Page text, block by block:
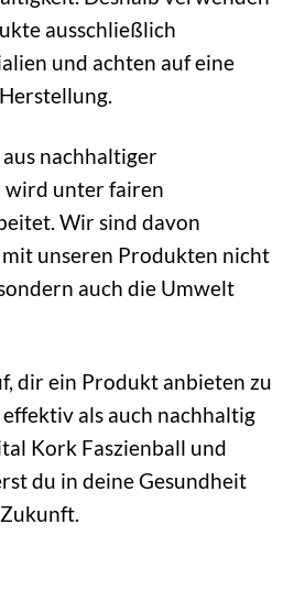
ausschließlich
und achten auf eine
nachhaltiger
unter fairen
Wir sind davon
unseren Produkten nicht
auch die Umwelt
dir ein Produkt anbieten zu
als auch nachhaltig
Kork Faszienball und
du in deine Gesundheit